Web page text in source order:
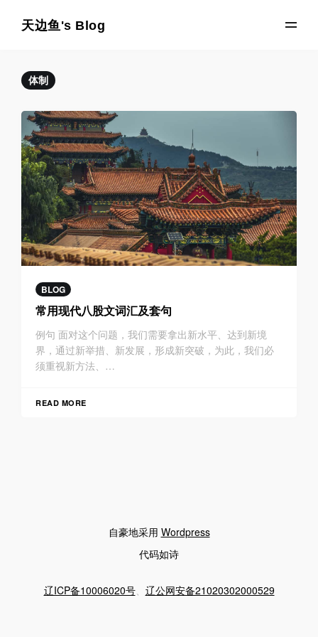
天边鱼's Blog
体制
BLOG
常用现代八股文词汇及套句
例句 面对这个问题，我们需要拿出新水平、达到新境
界，通过新举措、新发展，形成新突破，为此，我们必
须重视新方法、…
READ MORE
自豪地采用 Wordpress
代码如诗
辽ICP备10006020号、 辽公网安备21020302000529